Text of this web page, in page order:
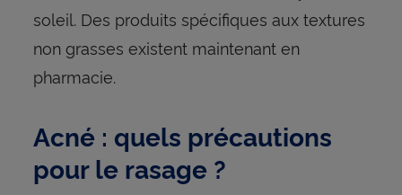
soleil. Des produits spécifiques aux textures
non grasses existent maintenant en
pharmacie.
Acné : quels précautions
pour le rasage ?